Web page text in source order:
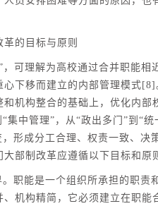
的目标与原则
理解为高校通过合并职能相
心下移而建立的内部管理模式
机构整合的基础上，优化内部
集中管理”，从“政出多门”到“
，形成分工合理、权责一致、
部制改革应遵循以下目标和原
能是一个组织所承担的职责
机构精简，它必须建立在职